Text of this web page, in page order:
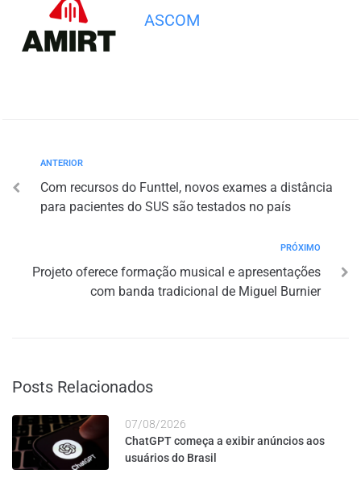
ASCOM
ANTERIOR
Com recursos do Funttel, novos exames a distância
para pacientes do SUS são testados no país
PRÓXIMO
Projeto oferece formação musical e apresentações
com banda tradicional de Miguel Burnier
Posts Relacionados
07/08/2026
ChatGPT começa a exibir anúncios aos
usuários do Brasil